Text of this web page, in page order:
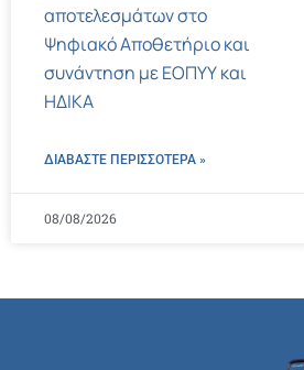
αποτελεσμάτων στο
Ψηφιακό Αποθετήριο και
συνάντηση με ΕΟΠΥΥ και
ΗΔΙΚΑ
ΔΙΑΒΑΣΤΕ ΠΕΡΙΣΣΌΤΕΡΑ »
08/08/2026